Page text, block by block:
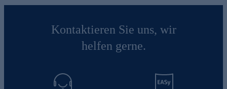
Kontaktieren Sie uns, wir
helfen gerne.